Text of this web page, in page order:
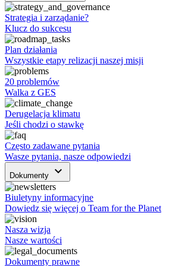
Strategia i zarządanie?
Klucz do sukcesu
Plan działania
Wszystkie etapy relizacji naszej misji
20 problemów
Walka z GES
Derugelacja klimatu
Jeśli chodzi o stawkę
Często zadawane pytania
Wasze pytania, nasze odpowiedzi
Dokumenty keyboard_arrow_down
Biuletyny informacyjne
Dowiedz się więcej o Team for the Planet
Nasza wizja
Nasze wartości
Dokumenty prawne